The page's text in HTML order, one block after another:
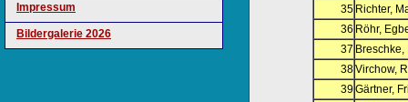
Impressum
Bildergalerie 2026
35 Richter,
36 Röhr,
37 Breschke,
38Virchow,
39Gärtner,